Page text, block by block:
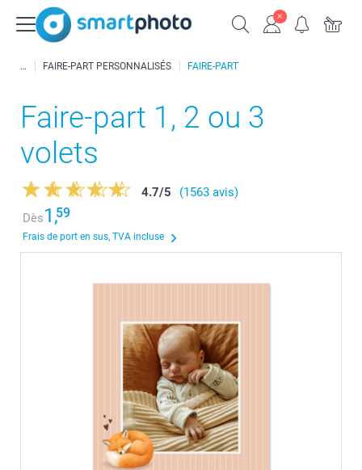
FAIRE-PART PERSONNALISÉS FAIRE-PART
Faire-part 1, 2 ou 3
volets
4.7/5
(1563 avis)
Dès1,59
Frais de port en sus, TVA incluse